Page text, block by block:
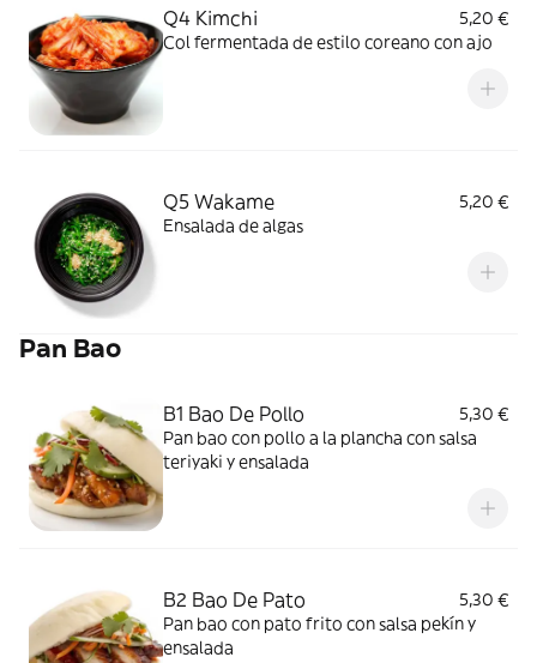
Q4 Kimchi
5,20 €
Col fermentada de estilo coreano con ajo
Q5 Wakame
5,20 €
Ensalada de algas
Pan Bao
B1 Bao De Pollo
5,30 €
Pan bao con pollo a la plancha con salsa
teriyaki y ensalada
B2 Bao De Pato
5,30 €
Pan bao con pato frito con salsa pekín y
ensalada